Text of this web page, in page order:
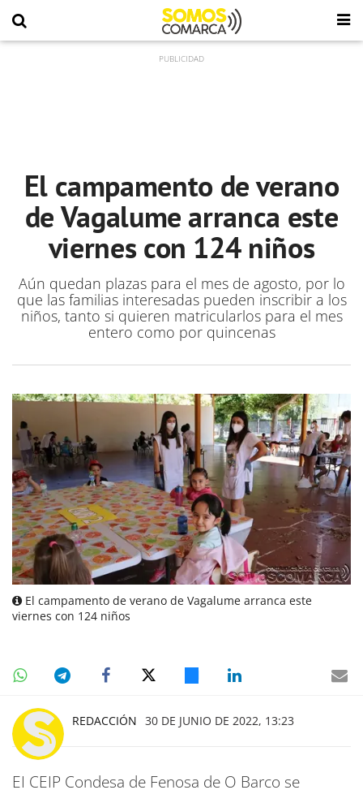
El campamento de verano
de Vagalume arranca este
viernes con 124 niños
Aún quedan plazas para el mes de agosto, por lo
que las familias interesadas pueden inscribir a los
niños, tanto si quieren matricularlos para el mes
entero como por quincenas
El campamento de verano de Vagalume arranca este
viernes con 124 niños
REDACCIÓN 30 DE JUNIO DE 2022, 13:23
EI CEIP Condesa de Fenosa de O Barco se